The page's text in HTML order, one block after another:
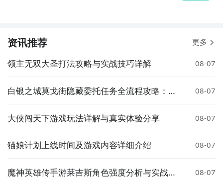
资讯推荐 更多
领主无双大圣打法攻略与实战技巧详解 08-07
白银之城莫戈街隐藏委托任务全流程攻略：触
08-07
大侠闯天下游戏玩法详解与真实体验分享 08-07
猫娘计划上线时间及游戏内容详细介绍 08-07
魔神英雄传手游莱吉斯角色强度分析与实战搭
08-07